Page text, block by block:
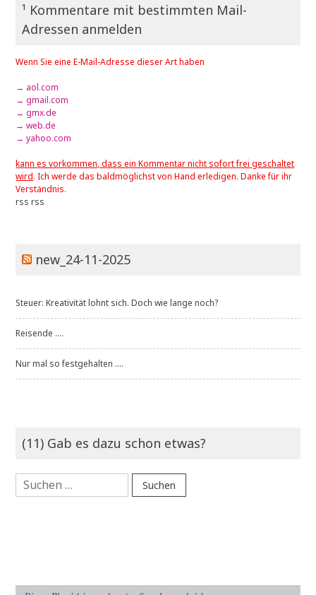
¹ Kommentare mit bestimmten Mail-
Adressen anmelden
Wenn Sie eine E-Mail-Adresse dieser Art haben
→ aol.com
→ gmail.com
→ gmx.de
→ web.de
→ yahoo.com
kann es vorkommen, dass ein Kommentar nicht sofort frei geschaltet
wird. Ich werde das baldmöglichst von Hand erledigen. Danke für ihr
Verständnis.
rss rss
new_24-11-2025
Steuer: Kreativität lohnt sich. Doch wie lange noch?
Reisende ....
Nur mal so festgehalten ....
(11) Gab es dazu schon etwas?
Suchen
nach: